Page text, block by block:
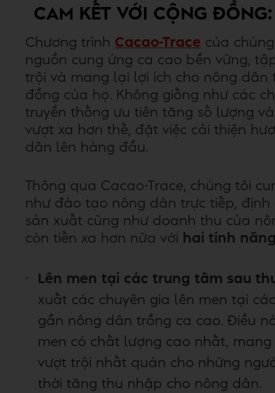
CAM KẾT VỚI CỘNG
Chương trình Cacao-Trace của
nguồn cung ứng ca cao bền vững,
trội và mang lại lợi ích cho nông dân
đồng của họ. Không giống như các
truyền thống ưu tiên tăng số lượng
vượt xa hơn thế, đặt việc cải thiện
dân lên hàng đầu.
Thông qua Cacao-Trace, chúng tôi
như đào tạo nông dân trực tiếp,
sản xuất cũng như doanh thu của
còn tiến xa hơn nữa với hai tính
Lên men tại các trung tâm sau
xuất các chuyên gia lên men tại
gần nông dân trồng ca cao. Điều
men có chất lượng cao nhất,
vượt trội nhất quán cho những
thời tăng thu nhập cho nông dân.